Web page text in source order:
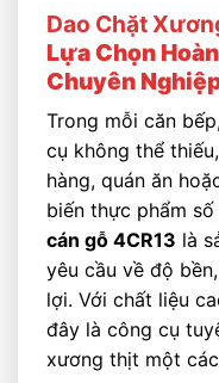
Dao Chặt
Lựa Chọn
Chuyên
Trong mỗi căn
cụ không thể
hàng, quán ăn
biến thực phẩm
cán gỗ 4CR13 là
yêu cầu về độ
lợi. Với chất liệu
đây là công cụ
xương thịt một